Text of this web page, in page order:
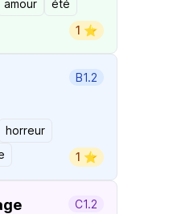
amour
été
1 ⭐️
B1.2
horreur
1 ⭐️
C1.2